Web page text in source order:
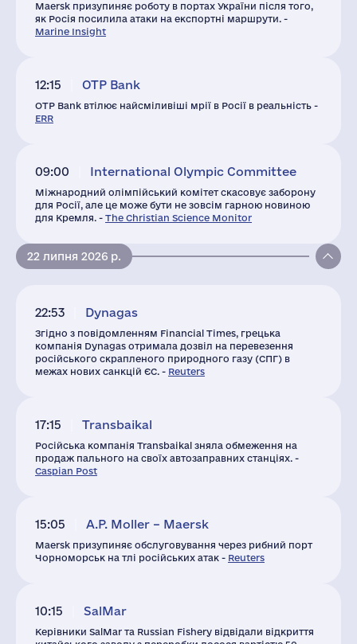
Maersk призупиняє роботу в портах України після того,
як Росія посилила атаки на експортні маршрути. -
Marine Insight
12:15 OTP Bank
OTP Bank втілює найсміливіші мрії в Росії в реальність -
ERR
09:00 International Olympic Committee
Міжнародний олімпійський комітет скасовує заборону
для Росії, але це може бути не зовсім гарною новиною
для Кремля. - The Christian Science Monitor
22 липня 2026 р.
22:53 Dynagas
Згідно з повідомленням Financial Times, грецька
компанія Dynagas отримала дозвіл на перевезення
російського скрапленого природного газу (СПГ) в
межах нових санкцій ЄС. - Reuters
17:15 Transbaikal
Російська компанія Transbaikal зняла обмеження на
продаж пального на своїх автозаправних станціях. -
Caspian Post
15:05 A.P. Moller – Maersk
Maersk призупиняє обслуговування через рибний порт
Чорноморськ на тлі російських атак - Reuters
10:15 SalMar
Керівники SalMar та Russian Fishery відвідали відкриття